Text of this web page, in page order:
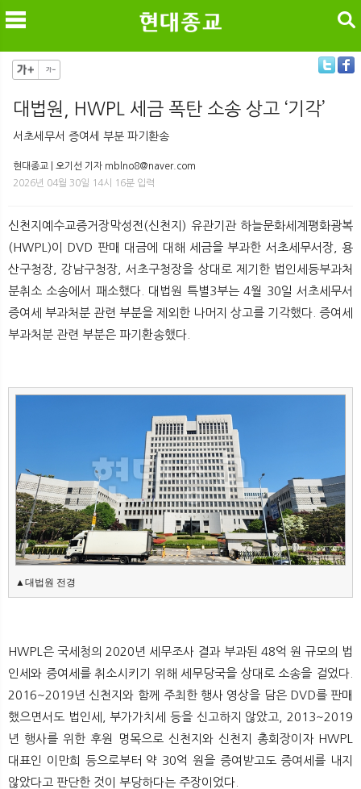
메
검색
대법원, HWPL 세금 폭탄 소송 상고 ‘기각’
서초세무서 증여세 부분 파기환송
현대종교 | 오기선 기자 mblno8@naver.com
2026년 04월 30일 14시 16분 입력
신천지예수교증거장막성전(신천지) 유관기관 하늘문화세계평화광복
(HWPL)이 DVD 판매 대금에 대해 세금을 부과한 서초세무서장, 용
산구청장, 강남구청장, 서초구청장을 상대로 제기한 법인세등부과처
분취소 소송에서 패소했다. 대법원 특별3부는 4월 30일 서초세무서
증여세 부과처분 관련 부분을 제외한 나머지 상고를 기각했다. 증여세
부과처분 관련 부분은 파기환송했다.
▲대법원 전경
HWPL은 국세청의 2020년 세무조사 결과 부과된 48억 원 규모의 법
인세와 증여세를 취소시키기 위해 세무당국을 상대로 소송을 걸었다.
2016~2019년 신천지와 함께 주최한 행사 영상을 담은 DVD를 판매
했으면서도 법인세, 부가가치세 등을 신고하지 않았고, 2013~2019
년 행사를 위한 후원 명목으로 신천지와 신천지 총회장이자 HWPL
대표인 이만희 등으로부터 약 30억 원을 증여받고도 증여세를 내지
않았다고 판단한 것이 부당하다는 주장이었다.